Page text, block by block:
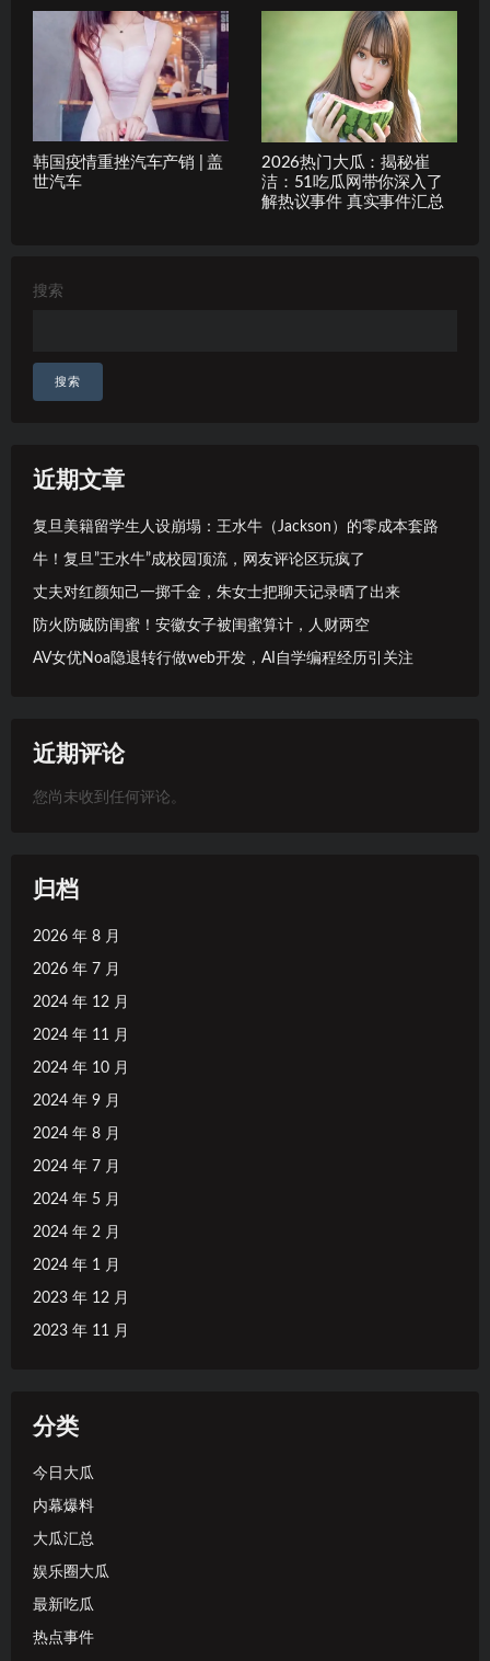
韩国疫情重挫汽车产销 | 盖
世汽车
2026热门大瓜：揭秘崔
洁：51吃瓜网带你深入了
解热议事件 真实事件汇总
搜索
搜索
近期文章
复旦美籍留学生人设崩塌：王水牛（Jackson）的零成本套路
牛！复旦”王水牛”成校园顶流，网友评论区玩疯了
丈夫对红颜知己一掷千金，朱女士把聊天记录晒了出来
防火防贼防闺蜜！安徽女子被闺蜜算计，人财两空
AV女优Noa隐退转行做web开发，AI自学编程经历引关注
近期评论
您尚未收到任何评论。
归档
2026 年 8 月
2026 年 7 月
2024 年 12 月
2024 年 11 月
2024 年 10 月
2024 年 9 月
2024 年 8 月
2024 年 7 月
2024 年 5 月
2024 年 2 月
2024 年 1 月
2023 年 12 月
2023 年 11 月
分类
今日大瓜
内幕爆料
大瓜汇总
娱乐圈大瓜
最新吃瓜
热点事件